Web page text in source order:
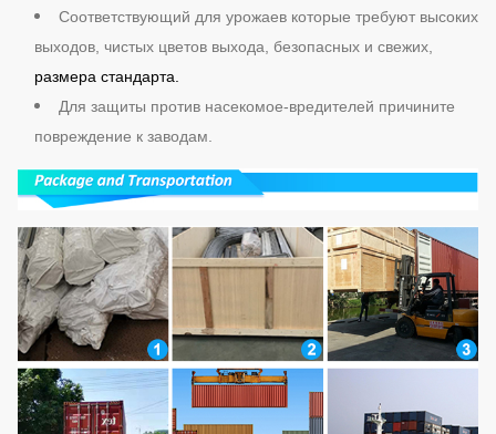
Соответствующий для урожаев которые требуют высоких
выходов, чистых цветов выхода, безопасных и свежих,
размера стандарта.
Для защиты против насекомое-вредителей причините
повреждение к заводам.